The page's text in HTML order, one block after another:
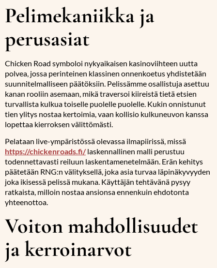
Pelimekaniikka ja
perusasiat
Chicken Road symboloi nykyaikaisen kasinoviihteen uutta
polvea, jossa perinteinen klassinen onnenkoetus yhdistetään
suunnitelmalliseen päätöksiin. Pelissämme osallistuja asettuu
kanan rooliin asemaan, mikä traversoi kiireistä tietä etsien
turvallista kulkua toiselle puolelle puolelle. Kukin onnistunut
tien ylitys nostaa kertoimia, vaan kollisio kulkuneuvon kanssa
lopettaa kierroksen välittömästi.
Pelataan live-ympäristössä olevassa ilmapiirissä, missä
https://chickenroads.fi/laskennallinen malli perustuu
todennettavasti reiluun laskentamenetelmään. Erän kehitys
päätetään RNG:n välityksellä, joka asia turvaa läpinäkyvyyden
joka ikisessä pelissä mukana. Käyttäjän tehtävänä pysyy
ratkaista, milloin nostaa ansionsa ennenkuin ehdotonta
yhteenottoa.
Voiton mahdollisuudet
ja kerroinarvot